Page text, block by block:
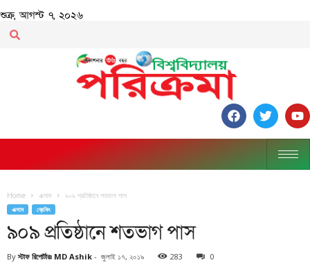
শুক্র, আগস্ট ৭, ২০২৬
Home এক্সাম ৯০৯ প্রতিষ্ঠানে শতভাগ পাস
এক্সাম ব্রেকিং
৯০৯ প্রতিষ্ঠানে শতভাগ পাস
By স্টাফ রিপোর্টারঃ MD Ashik - জুলাই ১৭, ২০১৯ 283 0